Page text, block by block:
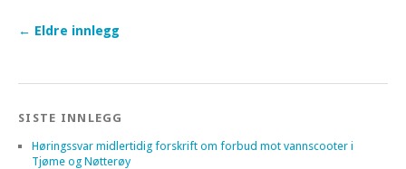
← Eldre innlegg
SISTE INNLEGG
Høringssvar midlertidig forskrift om forbud mot vannscooter i
Tjøme og Nøtterøy